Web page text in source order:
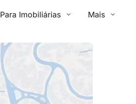
Para Imobiliárias Mais